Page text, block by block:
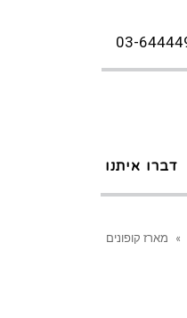
דברו איתנו
»
מארז קופונים